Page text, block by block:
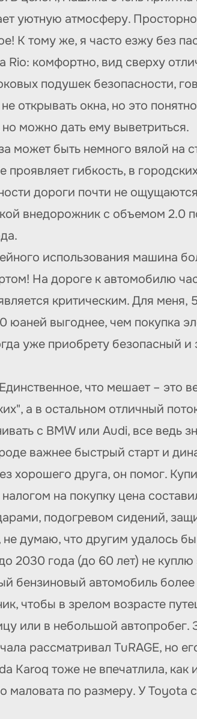
уютную атмосферу.
К тому же, я часто езжу без
комфортно, вид сверху
подушек безопасности,
открывать окна, но это
можно дать ему выветриться.
может быть немного вялой на
гибкость, в
дороги почти не
внедорожник с объемом 2.0
использования машина
На дороге к автомобилю
критическим. Для
юаней выгоднее, чем покупка
уже приобрету безопасный
что мешает – это
а в остальном отличный
с BMW или Audi, все ведь
важнее быстрый старт и
хорошего друга, он помог.
на покупку цена
подогревом сидений,
думаю, что другим удалось
2030 года (до 60 лет) не
бензиновый автомобиль
чтобы в зрелом возрасте
или в небольшой автопробег.
рассматривал TuRAGE, но
Karoq тоже не впечатлила,
маловата по размеру. У